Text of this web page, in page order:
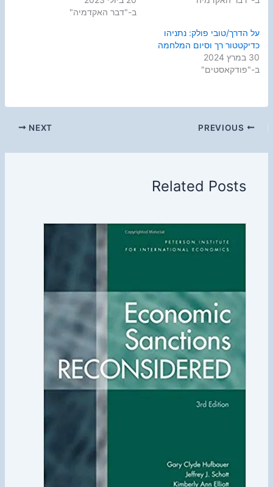
ב-"דבר האקדמיה"
על הדרך/טובי פולק: נתניהו
כדיקטטור רך וסיום המלחמה
30 במרץ 2024
ב-"פודקאסטים"
NEXT
Related Posts